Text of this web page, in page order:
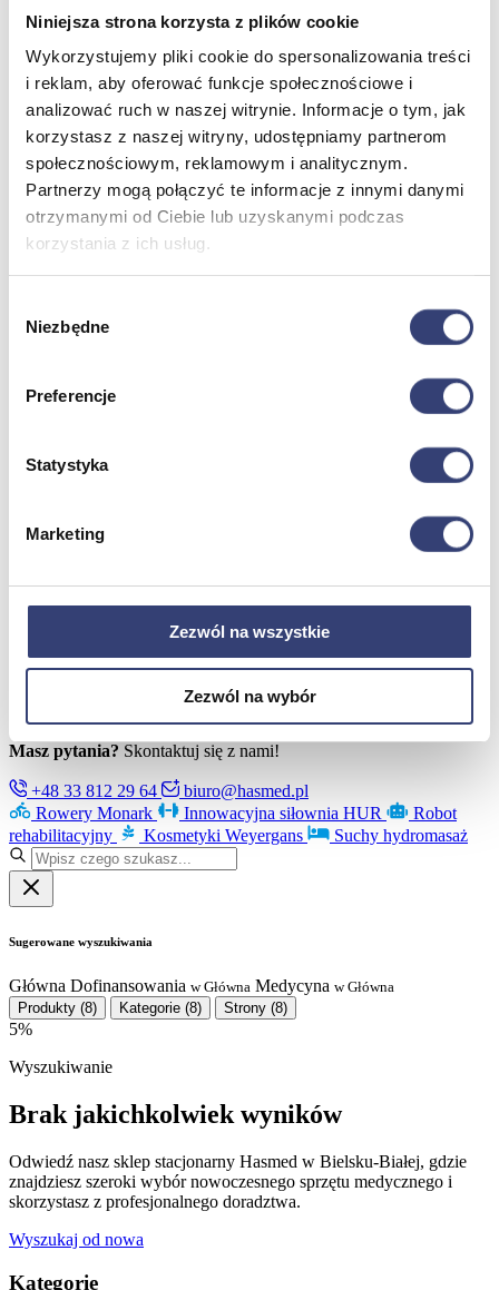
Niniejsza strona korzysta z plików cookie
Wykorzystujemy pliki cookie do spersonalizowania treści
i reklam, aby oferować funkcje społecznościowe i
analizować ruch w naszej witrynie. Informacje o tym, jak
korzystasz z naszej witryny, udostępniamy partnerom
społecznościowym, reklamowym i analitycznym.
Partnerzy mogą połączyć te informacje z innymi danymi
otrzymanymi od Ciebie lub uzyskanymi podczas
korzystania z ich usług.
zgody
Niezbędne
Preferencje
Statystyka
Marketing
Zezwól na wszystkie
Zezwól na wybór
Spa & Wellness
Wróć
Fotele do masażu
Urządzenia
Zdrowie i uroda
Zobacz wszystko
Dofinansowania
Wróć
Zobacz wszystko
Wynajem
Zobacz wszystko
Robotyka w rehabilitacji
Dofinansowania
Filmy
Nasze marki
Partnerzy
Masz pytania? Skontaktuj się z nami!
+48 33 812 29 64
biuro@hasmed.pl
Rowery Monark
Innowacyjna siłownia HUR
Robot
rehabilitacyjny
Kosmetyki Weyergans Suchy hydromasaż
Sugerowane wyszukiwania
Główna Dofinansowania w Główna Medycyna w Główna
Produkty (8) Kategorie (8) Strony (8)
5%
Wyszukiwanie
Brak jakichkolwiek wyników
Odwiedź nasz sklep stacjonarny Hasmed w Bielsku-Białej, gdzie
znajdziesz szeroki wybór nowoczesnego sprzętu medycznego i
skorzystasz z profesjonalnego doradztwa.
Wyszukaj od nowa
Kategorie